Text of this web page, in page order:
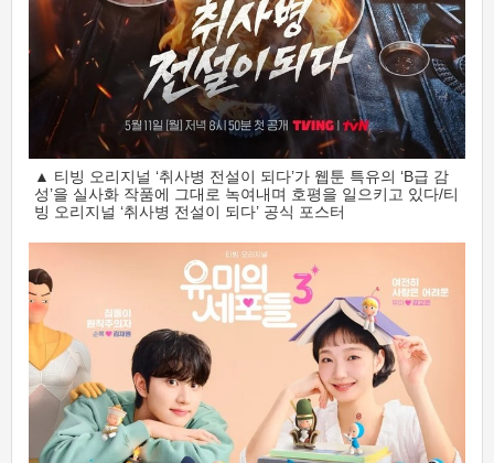
▲ 티빙 오리지널 ‘취사병 전설이 되다’가 웹툰 특유의 ‘B급 감
성’을 실사화 작품에 그대로 녹여내며 호평을 일으키고 있다/티
빙 오리지널 ‘취사병 전설이 되다’ 공식 포스터